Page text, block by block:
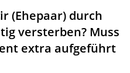
(Ehepaar) durch
versterben? Muss
extra aufgeführt